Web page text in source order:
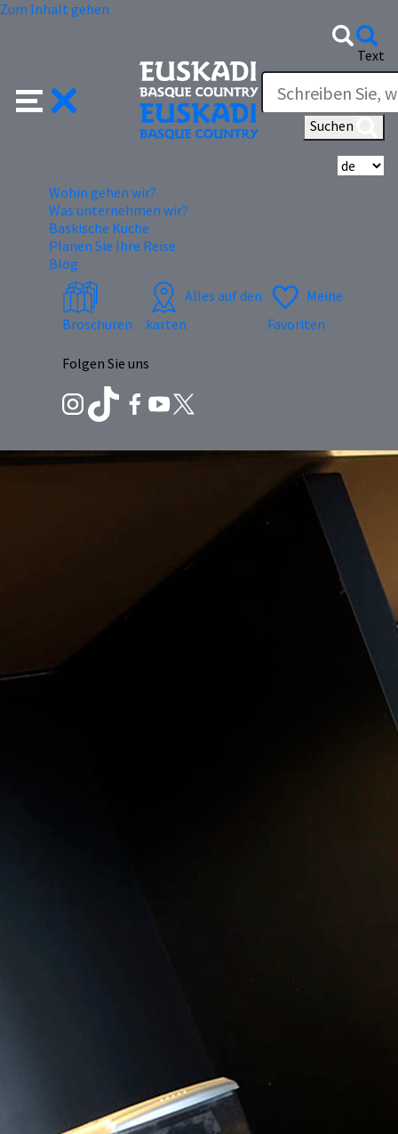
Zum Inhalt gehen
Text
Suchen
Wohin gehen wir?
Was unternehmen wir?
Baskische Küche
Planen Sie Ihre Reise
Blog
Broschüren
Alles auf den
karten
Meine
Favoriten
Folgen Sie uns